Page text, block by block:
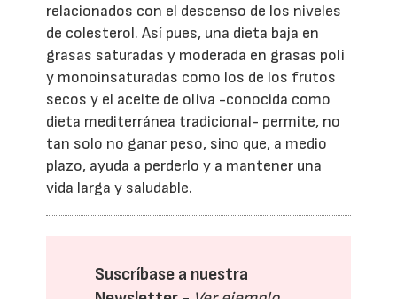
relacionados con el descenso de los niveles
de colesterol. Así pues, una dieta baja en
grasas saturadas y moderada en grasas poli
y monoinsaturadas como los de los frutos
secos y el aceite de oliva -conocida como
dieta mediterránea tradicional- permite, no
tan solo no ganar peso, sino que, a medio
plazo, ayuda a perderlo y a mantener una
vida larga y saludable.
Suscríbase a nuestra